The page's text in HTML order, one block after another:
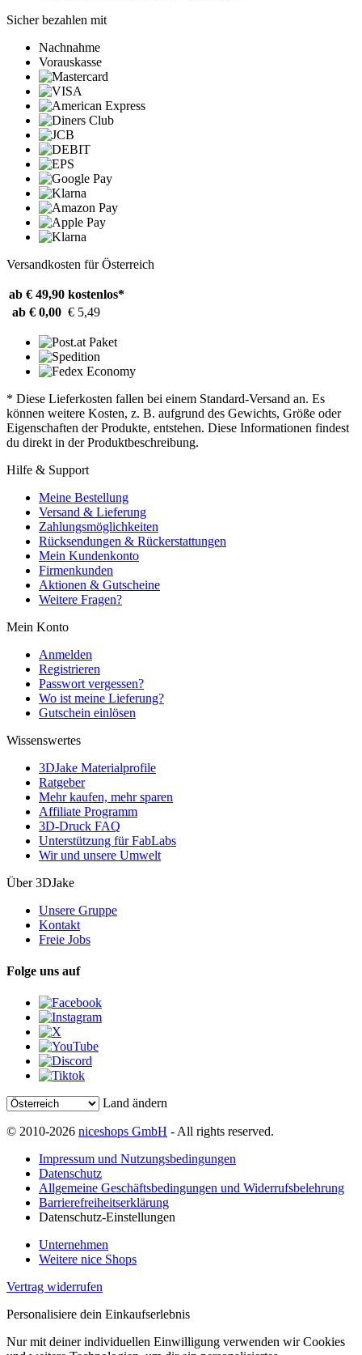
Sicher bezahlen mit
Nachnahme
Vorauskasse
Versandkosten für Österreich
ab € 49,90 kostenlos*
ab € 0,00 € 5,49
* Diese Lieferkosten fallen bei einem Standard-Versand an. Es
können weitere Kosten, z. B. aufgrund des Gewichts, Größe oder
Eigenschaften der Produkte, entstehen. Diese Informationen findest
du direkt in der Produktbeschreibung.
Hilfe & Support
Meine Bestellung
Versand & Lieferung
Zahlungsmöglichkeiten
Rücksendungen & Rückerstattungen
Mein Kundenkonto
Firmenkunden
Aktionen & Gutscheine
Weitere Fragen?
Mein Konto
Anmelden
Registrieren
Passwort vergessen?
Wo ist meine Lieferung?
Gutschein einlösen
Wissenswertes
3DJake Materialprofile
Ratgeber
Mehr kaufen, mehr sparen
Affiliate Programm
3D-Druck FAQ
Unterstützung für FabLabs
Wir und unsere Umwelt
Über 3DJake
Unsere Gruppe
Kontakt
Freie Jobs
Folge uns auf
Land ändern
© 2010-2026 niceshops GmbH - All rights reserved.
Impressum und Nutzungsbedingungen
Datenschutz
Allgemeine Geschäftsbedingungen und Widerrufsbelehrung
Barrierefreiheitserklärung
Datenschutz-Einstellungen
Unternehmen
Weitere nice Shops
Vertrag widerrufen
Personalisiere dein Einkaufserlebnis
Nur mit deiner individuellen Einwilligung verwenden wir Cookies